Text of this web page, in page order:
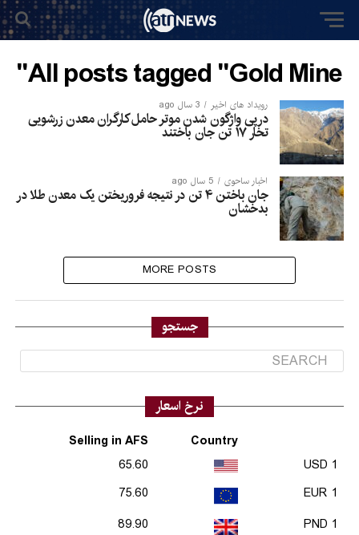
All posts tagged "Gold Mine"
رویداد های اخیر 3 سال ago
درپی واژگون شدن موتر حامل کارگران معدن زرشویی
تخار ۱۷ تن جان باختند
اخبار ساحوی 5 سال ago
جان باختن ۴ تن در نتیجه فروریختن یک معدن طلا در
بدخشان
MORE POSTS
جستجو
نرخ اسعار
Country
Selling in AFS
1 USD
65.60
1 EUR
75.60
1 PND
89.90